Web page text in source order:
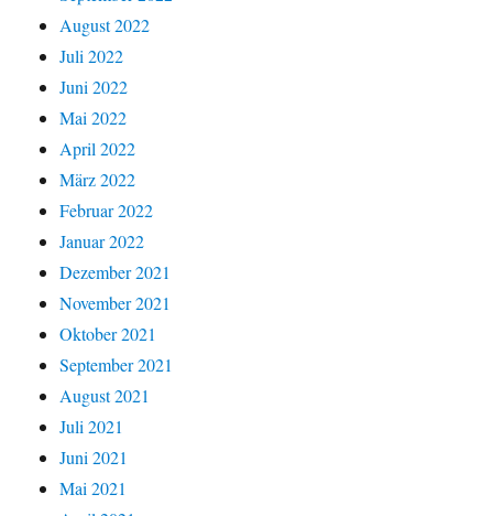
August 2022
Juli 2022
Juni 2022
Mai 2022
April 2022
März 2022
Februar 2022
Januar 2022
Dezember 2021
November 2021
Oktober 2021
September 2021
August 2021
Juli 2021
Juni 2021
Mai 2021